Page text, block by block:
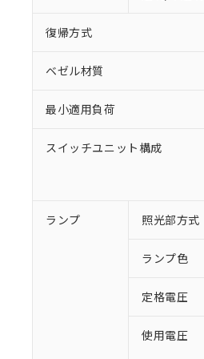
復帰方式
ベゼル材質
最小適用負荷
スイッチユニット構成
ランプ 照光部方式
ランプ色
定格電圧
使用電圧